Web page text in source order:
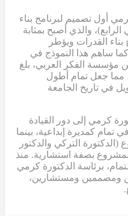
كرمي أول تصميم لبرنامج بناء
والذي أصبح بمثابة
بناء القدرات ويؤطر
ساهم هذا النموذج في
مؤسسة الفكر العربي، بلغ
2,000,000 دولار، مما جعل تمام أطول
في تاريخ الجامعة
الدكتورة كرمي إلى دور القيادة
تمام كمديرة إبداعية، بينما
التركي والدكتور
بصفة استشارية. منذ
برئاسة الدكتورة كرمي
ومصممين ومستشارين،